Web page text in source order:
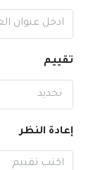
تقييم
تحديد
إعادة النظر